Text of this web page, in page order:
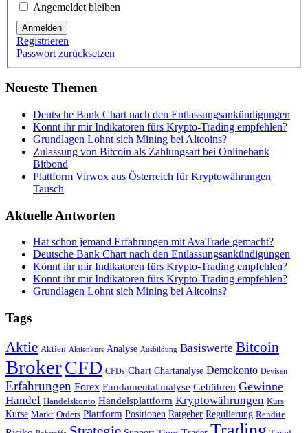
Angemeldet bleiben
Anmelden
Registrieren
Passwort zurücksetzen
Neueste Themen
Deutsche Bank Chart nach den Entlassungsankündigungen
Könnt ihr mir Indikatoren fürs Krypto-Trading empfehlen?
Grundlagen Lohnt sich Mining bei Altcoins?
Zulassung von Bitcoin als Zahlungsart bei Onlinebank
Bitbond
Plattform Virwox aus Österreich für Kryptowährungen
Tausch
Aktuelle Antworten
Hat schon jemand Erfahrungen mit AvaTrade gemacht?
Deutsche Bank Chart nach den Entlassungsankündigungen
Könnt ihr mir Indikatoren fürs Krypto-Trading empfehlen?
Könnt ihr mir Indikatoren fürs Krypto-Trading empfehlen?
Grundlagen Lohnt sich Mining bei Altcoins?
Tags
Aktie Aktien Aktienkurs Analyse Ausbildung Basiswerte Bitcoin
BrokerCFD CFDs Chart Chartanalyse Demokonto Devisen
Erfahrungen Forex Fundamentalanalyse Gebühren Gewinne
Handel Handelskonto Handelsplattform Kryptowährungen Kurs
Kurse Markt Orders Plattform Positionen Ratgeber Regulierung Rendite